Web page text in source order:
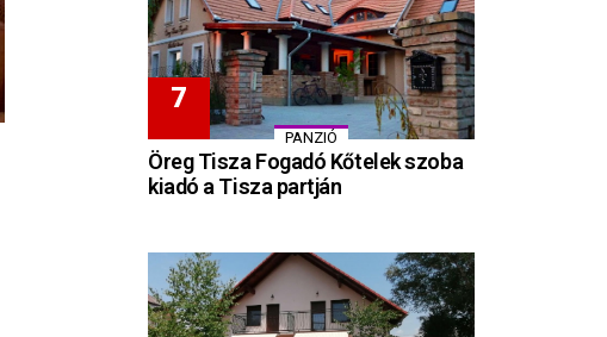
PANZIÓ
Öreg Tisza Fogadó Kőtelek szoba
kiadó a Tisza partján